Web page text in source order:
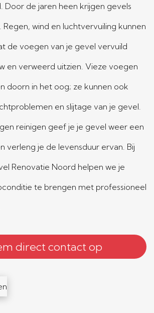
Door de jaren heen krijgen gevels
wind en luchtvervuiling kunnen
de voegen van je gevel vervuild
en verweerd uitzien. Vieze voegen
doorn in het oog; ze kunnen ook
en slijtage van je gevel.
reinigen geef je je gevel weer een
verleng je de levensduur ervan. Bij
Renovatie Noord helpen we je
te brengen met professioneel
direct contact op